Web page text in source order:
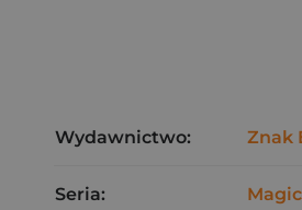
Wydawnictwo: Znak
Seria: